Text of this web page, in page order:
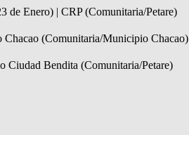
de Enero) | CRP (Comunitaria/Petare)
(Comunitaria/Municipio Chacao)
Ciudad Bendita (Comunitaria/Petare)